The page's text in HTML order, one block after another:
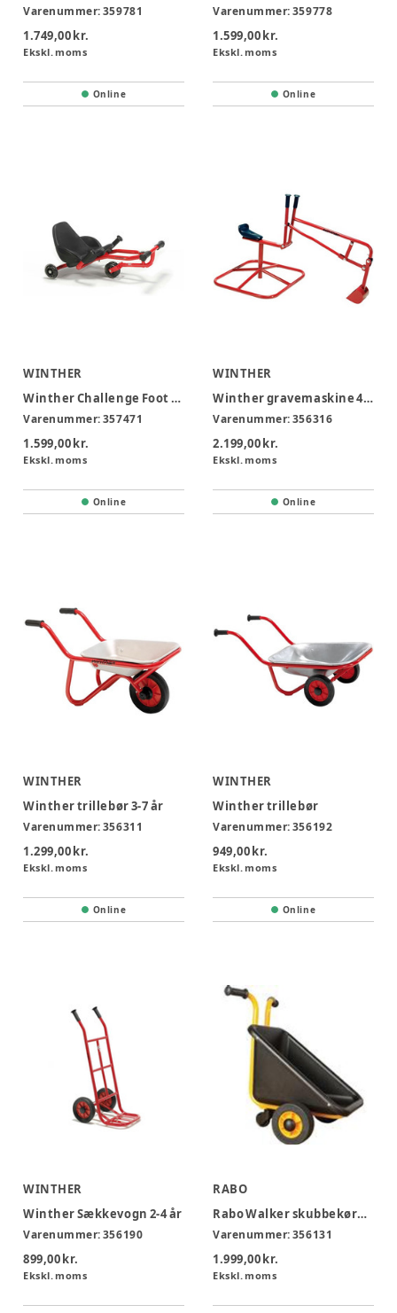
Varenummer:359781
1.749,00 kr.
Ekskl. moms
Online
Varenummer:359778
1.599,00 kr.
Ekskl. moms
Online
WINTHER
Winther Challenge Foot Twister
Varenummer:357471
1.599,00 kr.
Ekskl. moms
Online
WINTHER
Winther gravemaskine 4-10 år
Varenummer:356316
2.199,00 kr.
Ekskl. moms
Online
WINTHER
Winther trillebør 3-7 år
Varenummer:356311
1.299,00 kr.
Ekskl. moms
Online
WINTHER
Winther trillebør
Varenummer:356192
949,00 kr.
Ekskl. moms
Online
WINTHER
Winther Sækkevogn 2-4 år
Varenummer:356190
899,00 kr.
Ekskl. moms
RABO
Rabo Walker skubbekøretøj 3-8 år
Varenummer:356131
1.999,00 kr.
Ekskl. moms